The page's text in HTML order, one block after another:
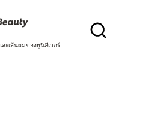
เส้นผมของยูนิลีเวอร์